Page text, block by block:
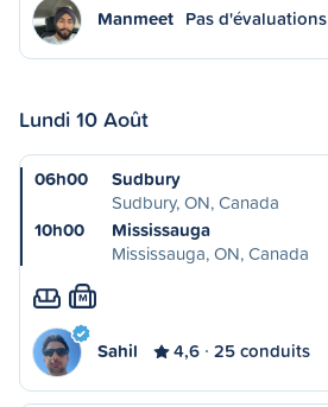
Manmeet Pas d'évaluations
Lundi 10 Août
06h00
Sudbury
Sudbury, ON, Canada
10h00
Mississauga
Mississauga, ON, Canada
M
Sahil 4,6 25 conduits